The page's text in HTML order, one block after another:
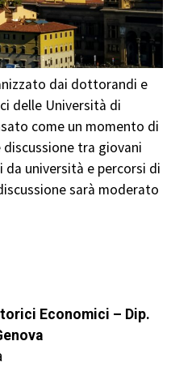
dai dottorandi e
delle Università di
come un momento di
tra giovani
università e percorsi di
sarà moderato
Economici – Dip.